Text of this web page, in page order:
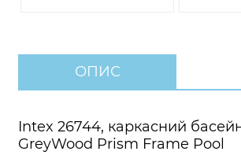
ОПИС
Intex 26744, каркасний
GreyWood Prism Frame Pool